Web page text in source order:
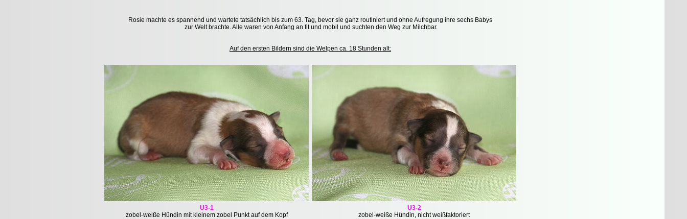
Rosie machte es spannend und wartete tatsächlich bis zum 63. Tag, bevor sie ganz routiniert und ohne Aufregung ihre sechs Babys
zur Welt brachte. Alle waren von Anfang an fit und mobil und suchten den Weg zur Milchbar.
Auf den ersten Bildern sind die Welpen ca. 18 Stunden alt:
U3-1
zobel-weiße Hündin mit kleinem zobel Punkt auf dem Kopf
U3-2
zobel-weiße Hündin, nicht weißfaktoriert